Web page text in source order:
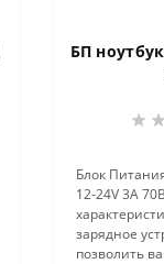
БП
Блок
12-24V 3A
зарядное
позволить